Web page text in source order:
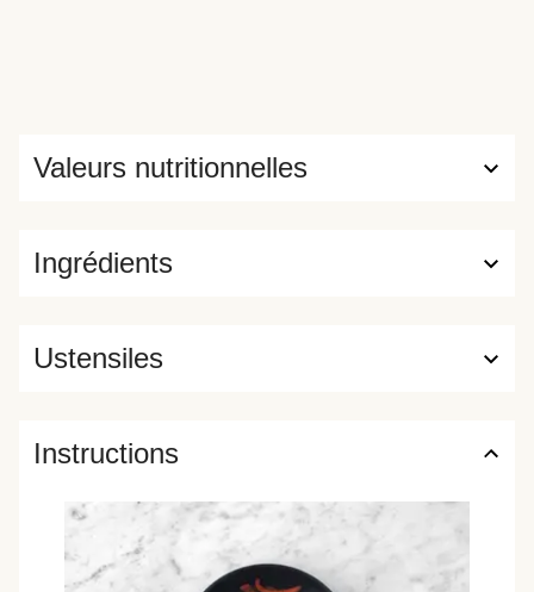
Ingrédients
Valeurs nutritionnelles
Ustensiles
Instructions